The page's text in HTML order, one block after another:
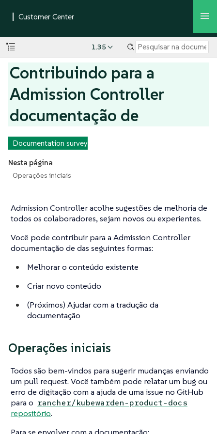
1.35
Contribuindo para a
Admission Controller
documentação de
Documentation survey
Nesta página
Operações iniciais
Admission Controller acolhe sugestões de melhoria de
todos os colaboradores, sejam novos ou experientes.
Você pode contribuir para a Admission Controller
documentação de das seguintes formas:
Melhorar o conteúdo existente
Criar novo conteúdo
(Próximos) Ajudar com a tradução da
documentação
Operações iniciais
Todos são bem-vindos para sugerir mudanças enviando
um pull request. Você também pode relatar um bug ou
erro de digitação com a ajuda de uma issue no GitHub
para o rancher/kubewarden-product-docs
repositório.